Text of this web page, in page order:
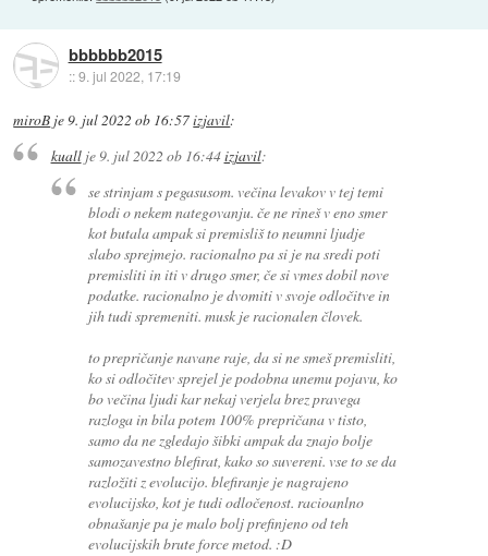
bbbbbb2015
::9. jul 2022, 17:19
miroB je9. jul 2022 ob 16:57izjavil:
kuallje9. jul 2022 ob 16:44izjavil:
se strinjam s pegasusom. večina levakov v tej temi
blodi o nekem nategovanju. če ne rineš v eno smer
kot butala ampak si premisliš to neumni ljudje
slabo sprejmejo. racionalno pa si je na sredi poti
premisliti in iti v drugo smer, če si vmes dobil nove
podatke. racionalno je dvomiti v svoje odločitve in
jih tudi spremeniti. musk je racionalen človek.
to prepričanje navane raje, da si ne smeš premisliti,
ko si odločitev sprejel je podobna unemu pojavu, ko
bo večina ljudi kar nekaj verjela brez pravega
razloga in bila potem 100% prepričana v tisto,
samo da ne zgledajo šibki ampak da znajo bolje
samozavestno blefirat, kako so suvereni. vse to se da
razložiti z evolucijo. blefiranje je nagrajeno
evolucijsko, kot je tudi odločenost. racioanlno
obnašanje pa je malo bolj prefinjeno od teh
evolucijskih brute force metod. :D